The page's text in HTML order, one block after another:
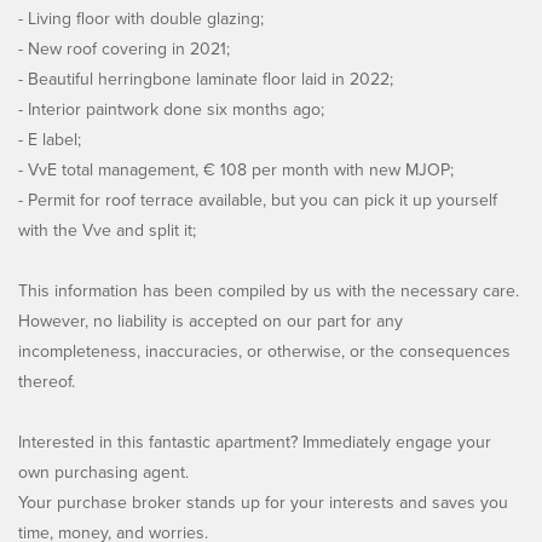
- Living floor with double glazing;
- New roof covering in 2021;
- Beautiful herringbone laminate floor laid in 2022;
- Interior paintwork done six months ago;
- E label;
- VvE total management, € 108 per month with new MJOP;
- Permit for roof terrace available, but you can pick it up yourself
with the Vve and split it;
This information has been compiled by us with the necessary care.
However, no liability is accepted on our part for any
incompleteness, inaccuracies, or otherwise, or the consequences
thereof.
Interested in this fantastic apartment? Immediately engage your
own purchasing agent.
Your purchase broker stands up for your interests and saves you
time, money, and worries.